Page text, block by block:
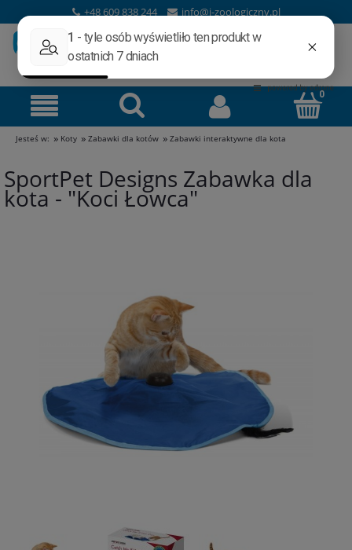
+48 609 838 244 info@i-zoologiczny.pl
Jesteś w: » Koty » Zabawki dla kotów » Zabawki interaktywne dla kota
SportPet Designs Zabawka dla
kota - "Koci Łowca"